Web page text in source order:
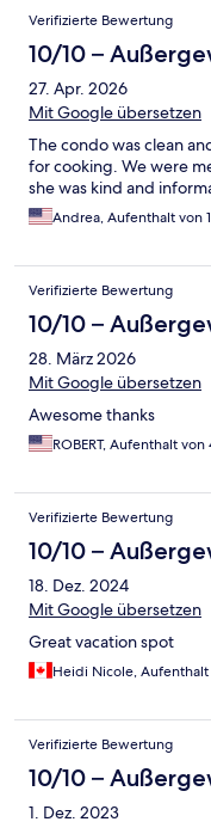
Verifizierte Bewertung
10/10 –
27. Apr. 2026
Mit Google übersetzen
The condo was clean
for cooking. We were
she was kind and
Andrea, Aufenthalt von
Verifizierte Bewertung
10/10 –
28. März 2026
Mit Google übersetzen
Awesome thanks
ROBERT, Aufenthalt
Verifizierte Bewertung
10/10 –
18. Dez. 2024
Mit Google übersetzen
Great vacation spot
Heidi Nicole,
Verifizierte Bewertung
10/10 –
1. Dez. 2023